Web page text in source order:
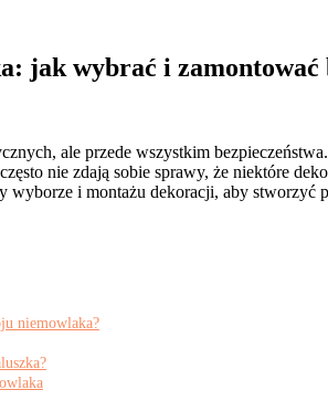
jak wybrać i
ale przede wszystkim
nie zdają sobie sprawy, że niektóre
i montażu dekoracji, aby stworzyć
niemowlaka?